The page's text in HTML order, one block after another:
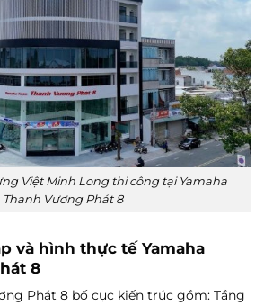
Việt Minh Long thi công tại Yamaha
Thanh Vương Phát 8
và hình thực tế Yamaha
8
Phát 8 bố cục kiến trúc gồm: Tầng